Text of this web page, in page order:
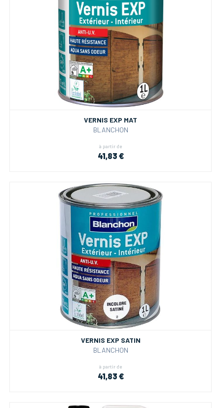
VERNIS EXP MAT
BLANCHON
à partir de
41,83 €
VERNIS EXP SATIN
BLANCHON
à partir de
41,83 €